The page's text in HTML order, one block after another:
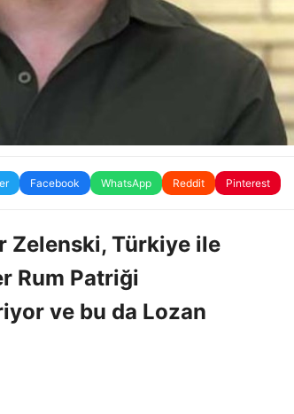
Facebook WhatsApp Reddit Pinterest
Zelenski, Türkiye ile
Rum Patriği
ve bu da Lozan